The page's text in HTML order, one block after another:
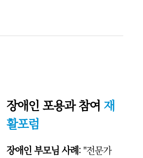
장애인 포용과 참여 재
활포럼
장애인 부모님 사례: "전문가